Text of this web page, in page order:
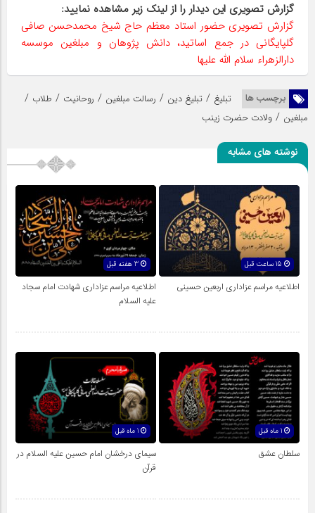
گزارش تصویری این دیدار را از لینک زیر مشاهده نمایید:
گزارش تصویری حضور استاد معظم حاج شیخ محمدحسن صافی
گلپایگانی در جمع اساتید، دانش پژوهان و مبلغین موسسه
دارالزهراء سلام الله علیها
برچسب ها تبلیغ / تبلیغ دین / رسالت مبلغین / روحانیت / طلاب /
مبلغین / ولادت حضرت زینب
نوشته های مشابه
اطلاعیه مراسم عزاداری اربعین حسینی
اطلاعیه مراسم عزاداری شهادت امام سجاد
علیه السلام
1 ماه قبل
سلطان عشق
سیمای درخشان امام‌ حسین علیه السلام در
قرآن